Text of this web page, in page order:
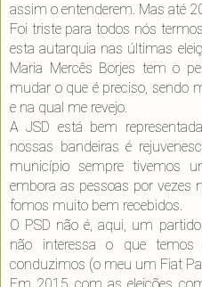
assim o entenderem. Mas até
Foi triste para todos nós
esta autarquia nas últimas
Maria Mercês Borjes tem o
mudar o que é preciso, sendo
e na qual me revejo.
A JSD está bem
nossas bandeiras é
município sempre tivemos
embora as pessoas por vezes
fomos muito bem recebidos.
O PSD não é, aqui, um
não interessa o que
conduzimos (o meu um Fiat